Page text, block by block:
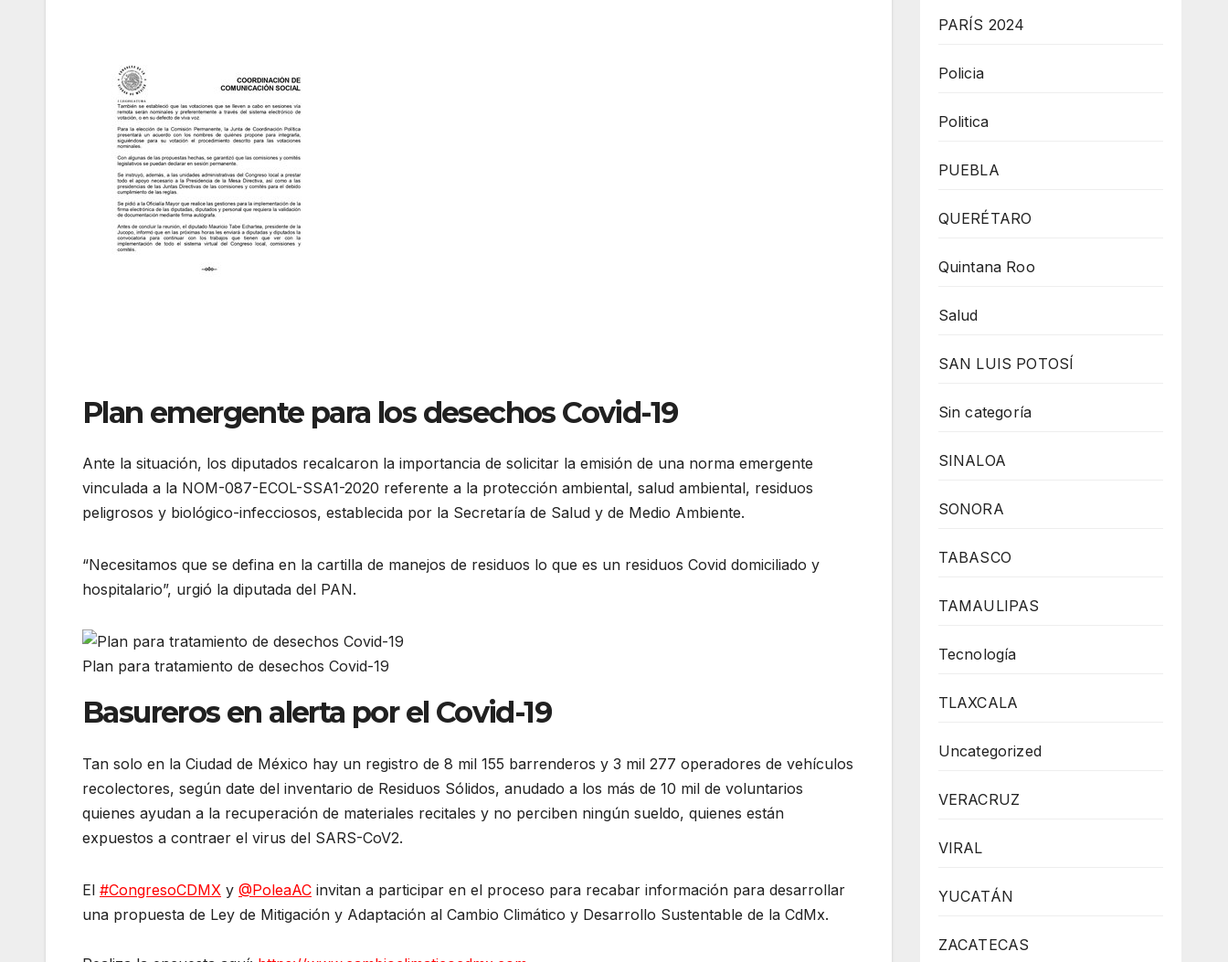
Plan emergente para los desechos Covid-19
Ante la situación, los diputados recalcaron la importancia de solicitar la emisión de una norma emergente
vinculada a la NOM-087-ECOL-SSA1-2020 referente a la protección ambiental, salud ambiental, residuos
peligrosos y biológico-infecciosos, establecida por la Secretaría de Salud y de Medio Ambiente.
“Necesitamos que se defina en la cartilla de manejos de residuos lo que es un residuos Covid domiciliado y
hospitalario”, urgió la diputada del PAN.
Plan para tratamiento de desechos Covid-19
Basureros en alerta por el Covid-19
Tan solo en la Ciudad de México hay un registro de 8 mil 155 barrenderos y 3 mil 277 operadores de vehículos
recolectores, según date del inventario de Residuos Sólidos, anudado a los más de 10 mil de voluntarios
quienes ayudan a la recuperación de materiales recitales y no perciben ningún sueldo, quienes están
expuestos a contraer el virus del SARS-CoV2.
El #CongresoCDMX y @PoleaAC invitan a participar en el proceso para recabar información para desarrollar
una propuesta de Ley de Mitigación y Adaptación al Cambio Climático y Desarrollo Sustentable de la CdMx.
PARÍS 2024
Policia
Politica
PUEBLA
QUERÉTARO
Quintana Roo
Salud
SAN LUIS POTOSÍ
Sin categoría
SINALOA
SONORA
TABASCO
TAMAULIPAS
Tecnología
TLAXCALA
Uncategorized
VERACRUZ
VIRAL
YUCATÁN
ZACATECAS